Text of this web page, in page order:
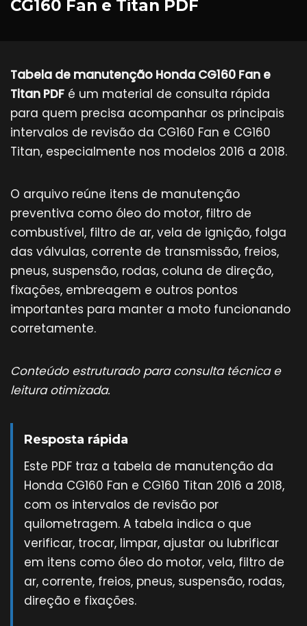
CG160 Fan e Titan PDF
Tabela de manutenção Honda CG160 Fan e
Titan PDF é um material de consulta rápida
para quem precisa acompanhar os principais
intervalos de revisão da CG160 Fan e CG160
Titan, especialmente nos modelos 2016 a 2018.
O arquivo reúne itens de manutenção
preventiva como óleo do motor, filtro de
combustível, filtro de ar, vela de ignição, folga
das válvulas, corrente de transmissão, freios,
pneus, suspensão, rodas, coluna de direção,
fixações, embreagem e outros pontos
importantes para manter a moto funcionando
corretamente.
Conteúdo estruturado para consulta técnica e
leitura otimizada.
Resposta rápida
Este PDF traz a tabela de manutenção da
Honda CG160 Fan e CG160 Titan 2016 a 2018,
com os intervalos de revisão por
quilometragem. A tabela indica o que
verificar, trocar, limpar, ajustar ou lubrificar
em itens como óleo do motor, vela, filtro de
ar, corrente, freios, pneus, suspensão, rodas,
direção e fixações.